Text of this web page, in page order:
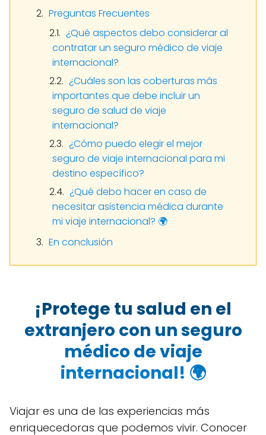
Preguntas Frecuentes
¿Qué aspectos debo considerar al
contratar un seguro médico de viaje
internacional?
¿Cuáles son las coberturas más
importantes que debe incluir un
seguro de salud de viaje
internacional?
¿Cómo puedo elegir el mejor
seguro de viaje internacional para mi
destino específico?
¿Qué debo hacer en caso de
necesitar asistencia médica durante
mi viaje internacional? 🌍
En conclusión
¡Protege tu salud en el
extranjero con un seguro
médico de viaje
internacional! 🌍
Viajar es una de las experiencias más
enriquecedoras que podemos vivir. Conocer